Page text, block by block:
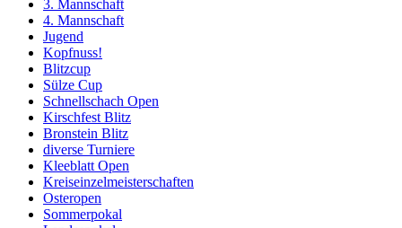
3. Mannschaft
4. Mannschaft
Jugend
Kopfnuss!
Blitzcup
Sülze Cup
Schnellschach Open
Kirschfest Blitz
Bronstein Blitz
diverse Turniere
Kleeblatt Open
Kreiseinzelmeisterschaften
Osteropen
Sommerpokal